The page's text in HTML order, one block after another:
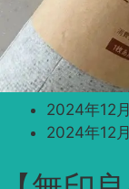
2024年12
2024年12